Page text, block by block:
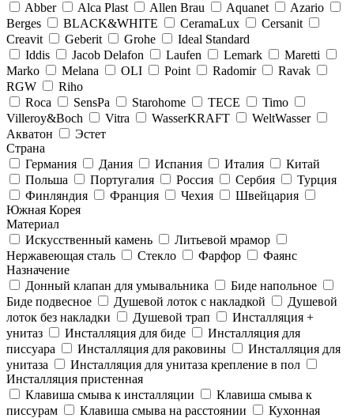
Abber
Alca Plast Allen Brau Aquanet
Azario
Berges
BLACK&WHITE CeramaLux
Cersanit
Creavit
Geberit Grohe
Ideal Standard
Iddis
Jacob Delafon Laufen Lemark
Maretti
Marko
Melana OLI Point Radomir
Ravak
RGW
Riho
Roca
SensPa Starohome TECE
Timo
Villeroy&Boсh
Vitra WasserKRAFT
WeltWasser
Акватон
Эстет
Страна
Германия
Дания Испания Италия
Китай
Польша
Португалия Россия Сербия
Турция
Финляндия
Франция Чехия
Швейцария
Южная Корея
Материал
Искусственный камень
Литьевой мрамор
Нержавеющая сталь
Стекло Фарфор
Фаянс
Назначение
Донный клапан для умывальника
Биде напольное
Биде подвесное
Душевой лоток с накладкой
Душевой
лоток без накладки
Душевой трап
Инсталляция +
унитаз
Инсталляция для биде
Инсталляция для
писсуара
Инсталляция для раковины
Инсталляция для
унитаза
Инсталляция для унитаза крепление в пол
Инсталляция пристенная
Клавиша смыва к инсталляции
Клавиша смыва к
писсурам
Клавиша смыва на расстоянии
Кухонная